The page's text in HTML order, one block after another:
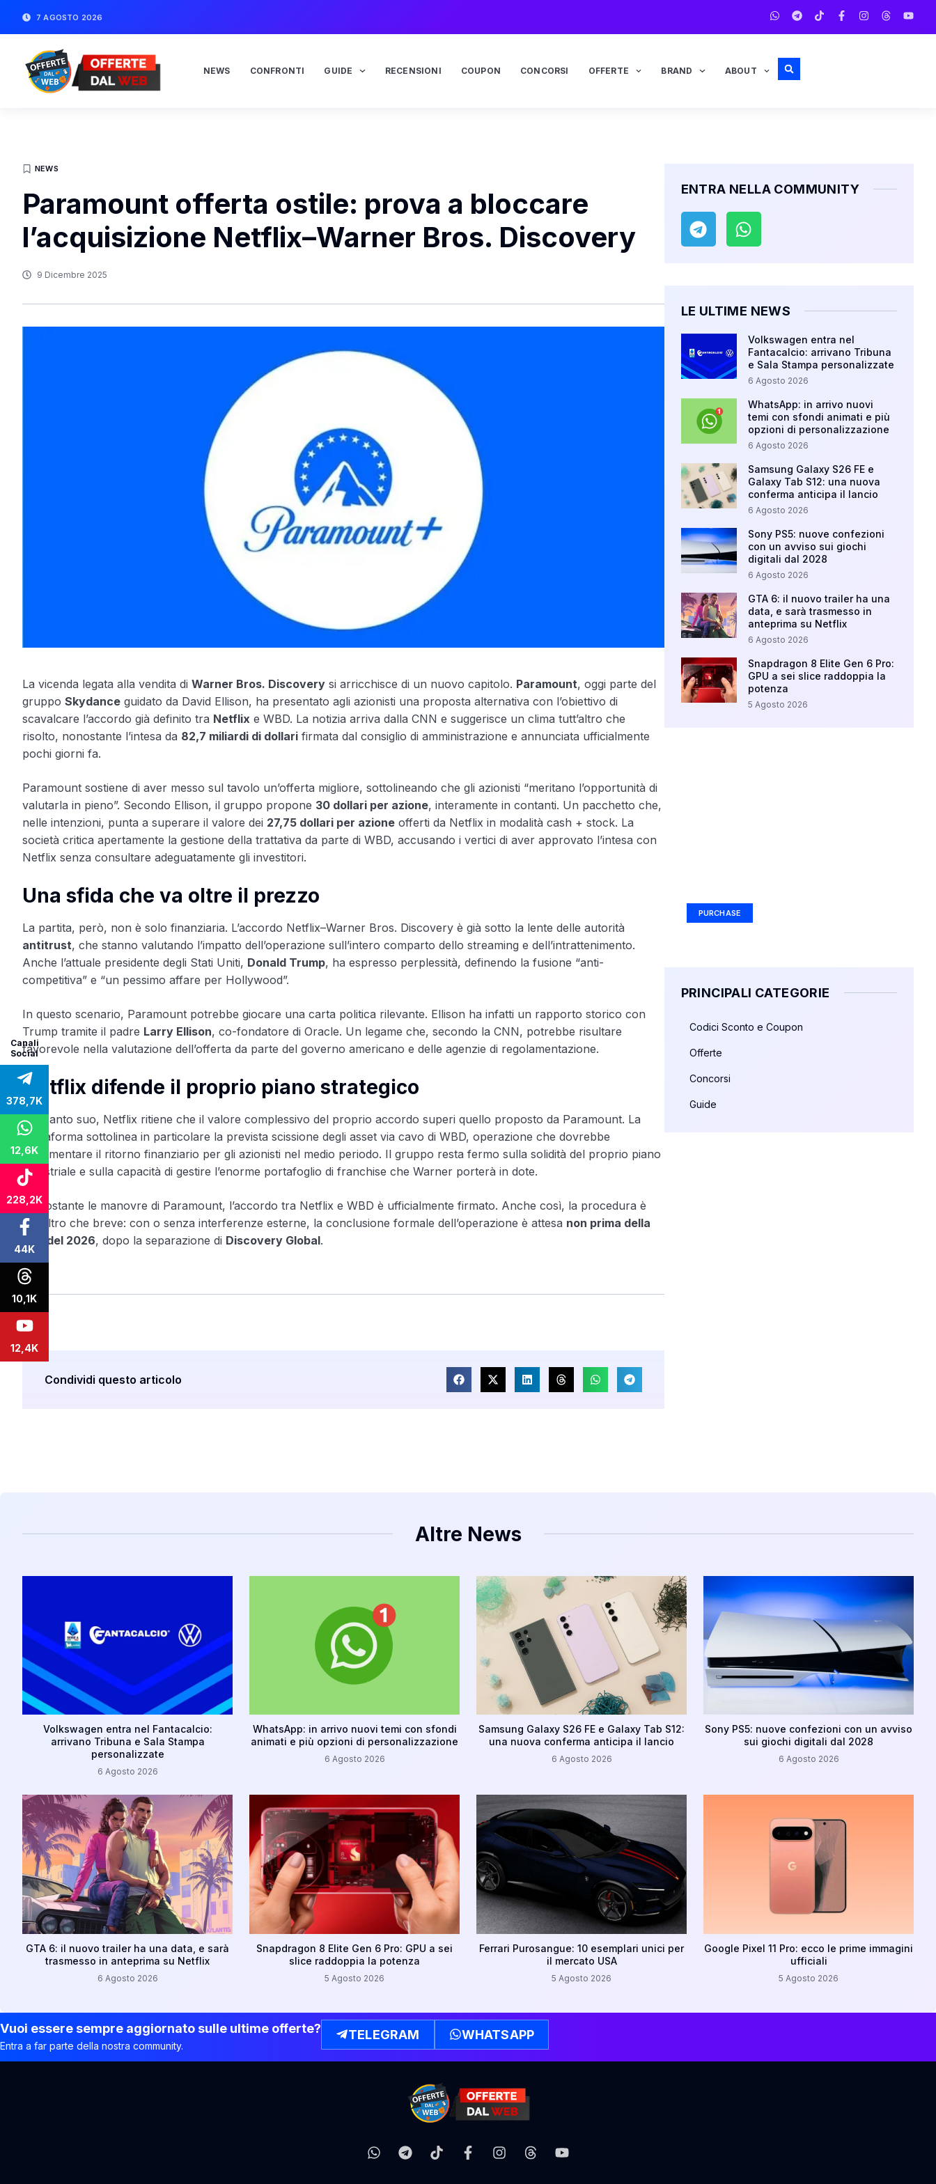
7 AGOSTO 2026
NEWS CONFRONTI GUIDE RECENSIONI COUPON CONCORSI OFFERTE BRAND ABOUT
Canali
Social
378,7K
12,6K
228,2K
44K
10,1K
12,4K
NEWS
Paramount offerta ostile: prova a bloccare
l’acquisizione Netflix–Warner Bros. Discovery
9 Dicembre 2025
La vicenda legata alla vendita di Warner Bros. Discovery si arricchisce di un nuovo capitolo. Paramount, oggi parte del
gruppo Skydance guidato da David Ellison, ha presentato agli azionisti una proposta alternativa con l’obiettivo di
scavalcare l’accordo già definito tra Netflix e WBD. La notizia arriva dalla CNN e suggerisce un clima tutt’altro che
risolto, nonostante l’intesa da 82,7 miliardi di dollari firmata dal consiglio di amministrazione e annunciata ufficialmente
pochi giorni fa.
Paramount sostiene di aver messo sul tavolo un’offerta migliore, sottolineando che gli azionisti “meritano l’opportunità di
valutarla in pieno”. Secondo Ellison, il gruppo propone 30 dollari per azione, interamente in contanti. Un pacchetto che,
nelle intenzioni, punta a superare il valore dei 27,75 dollari per azione offerti da Netflix in modalità cash + stock. La
società critica apertamente la gestione della trattativa da parte di WBD, accusando i vertici di aver approvato l’intesa con
Netflix senza consultare adeguatamente gli investitori.
Una sfida che va oltre il prezzo
La partita, però, non è solo finanziaria. L’accordo Netflix–Warner Bros. Discovery è già sotto la lente delle autorità
antitrust, che stanno valutando l’impatto dell’operazione sull’intero comparto dello streaming e dell’intrattenimento.
Anche l’attuale presidente degli Stati Uniti, Donald Trump, ha espresso perplessità, definendo la fusione “anti-
competitiva” e “un pessimo affare per Hollywood”.
In questo scenario, Paramount potrebbe giocare una carta politica rilevante. Ellison ha infatti un rapporto storico con
Trump tramite il padre Larry Ellison, co-fondatore di Oracle. Un legame che, secondo la CNN, potrebbe risultare
favorevole nella valutazione dell’offerta da parte del governo americano e delle agenzie di regolamentazione.
Netflix difende il proprio piano strategico
Dal canto suo, Netflix ritiene che il valore complessivo del proprio accordo superi quello proposto da Paramount. La
piattaforma sottolinea in particolare la prevista scissione degli asset via cavo di WBD, operazione che dovrebbe
incrementare il ritorno finanziario per gli azionisti nel medio periodo. Il gruppo resta fermo sulla solidità del proprio piano
industriale e sulla capacità di gestire l’enorme portafoglio di franchise che Warner porterà in dote.
Nonostante le manovre di Paramount, l’accordo tra Netflix e WBD è ufficialmente firmato. Anche così, la procedura è
tutt’altro che breve: con o senza interferenze esterne, la conclusione formale dell’operazione è attesa non prima della
fine del 2026, dopo la separazione di Discovery Global.
Condividi questo articolo
ENTRA NELLA COMMUNITY
LE ULTIME NEWS
Volkswagen entra nel
Fantacalcio: arrivano Tribuna
e Sala Stampa personalizzate
6 Agosto 2026
WhatsApp: in arrivo nuovi
temi con sfondi animati e più
opzioni di personalizzazione
6 Agosto 2026
Samsung Galaxy S26 FE e
Galaxy Tab S12: una nuova
conferma anticipa il lancio
6 Agosto 2026
Sony PS5: nuove confezioni
con un avviso sui giochi
digitali dal 2028
6 Agosto 2026
GTA 6: il nuovo trailer ha una
data, e sarà trasmesso in
anteprima su Netflix
6 Agosto 2026
Snapdragon 8 Elite Gen 6 Pro:
GPU a sei slice raddoppia la
potenza
5 Agosto 2026
PURCHASE
PRINCIPALI CATEGORIE
Codici Sconto e Coupon
Offerte
Concorsi
Guide
Altre News
Volkswagen entra nel Fantacalcio:
arrivano Tribuna e Sala Stampa
personalizzate
6 Agosto 2026
WhatsApp: in arrivo nuovi temi con sfondi
animati e più opzioni di personalizzazione
6 Agosto 2026
Samsung Galaxy S26 FE e Galaxy Tab S12:
una nuova conferma anticipa il lancio
6 Agosto 2026
Sony PS5: nuove confezioni con un avviso
sui giochi digitali dal 2028
6 Agosto 2026
GTA 6: il nuovo trailer ha una data, e sarà
trasmesso in anteprima su Netflix
6 Agosto 2026
Snapdragon 8 Elite Gen 6 Pro: GPU a sei
slice raddoppia la potenza
5 Agosto 2026
Ferrari Purosangue: 10 esemplari unici per
il mercato USA
5 Agosto 2026
Google Pixel 11 Pro: ecco le prime immagini
ufficiali
5 Agosto 2026
Vuoi essere sempre aggiornato sulle ultime offerte?
Entra a far parte della nostra community.
TELEGRAM WHATSAPP